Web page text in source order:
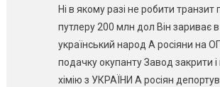
Ні в якому разі не робити
путлеру 200 млн дол Він зариває
український народ А росіяни на
подачку окупанту Завод закрити і
хімію з УКРАЇНИ А росіян